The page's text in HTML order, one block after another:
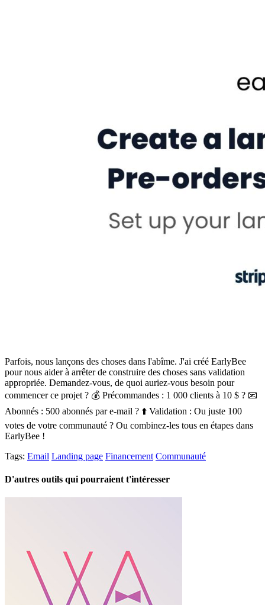
Parfois, nous lançons des choses dans l'abîme. J'ai créé EarlyBee
pour nous aider à arrêter de construire des choses sans validation
appropriée. Demandez-vous, de quoi auriez-vous besoin pour
commencer ce projet ? 💰 Précommandes : 1 000 clients à 10 $ ? 📧
Abonnés : 500 abonnés par e-mail ? ⬆️ Validation : Ou juste 100
votes de votre communauté ? Ou combinez-les tous en étapes dans
EarlyBee !
Tags: Email Landing page Financement Communauté
D'autres outils qui pourraient t'intéresser